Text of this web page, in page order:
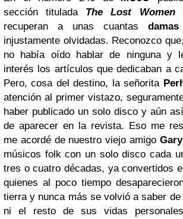
sección titulada The Lost Women
recuperan a unas cuantas damas
injustamente olvidadas. Reconozco
no había oído hablar de ninguna y
interés los artículos que dedicaban a
Pero, cosa del destino, la señorita
atención al primer vistazo,
haber publicado un solo disco y aún
de aparecer en la revista. Eso me
me acordé de nuestro viejo amigo
músicos folk con un solo disco cada
tres o cuatro décadas, ya convertidos
quienes al poco tiempo
tierra y nunca más se volvió a saber
ni el resto de sus vidas